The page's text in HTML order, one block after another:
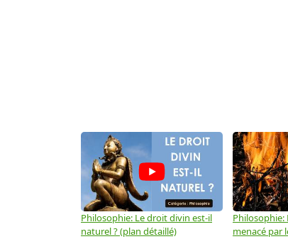
Philosophie: Le droit divin est-il
naturel ? (plan détaillé)
Philosophie:
menacé par